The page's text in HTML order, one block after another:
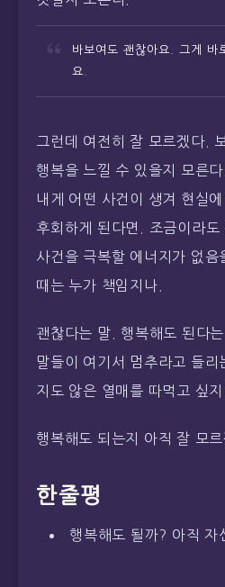
바보여도 괜찮아요. 그게 바
요.
그런데 여전히 잘 모르겠다.
행복을 느낄 수 있을지 모른
내게 어떤 사건이 생겨 현실
후회하게 된다면. 조금이라도
사건을 극복할 에너지가 없음
때는 누가 책임지나.
괜찮다는 말. 행복해도 된다
말들이 여기서 멈추라고 들리
지도 않은 열매를 따먹고 싶지
행복해도 되는지 아직 잘 모르
한줄평
행복해도 될까? 아직 자